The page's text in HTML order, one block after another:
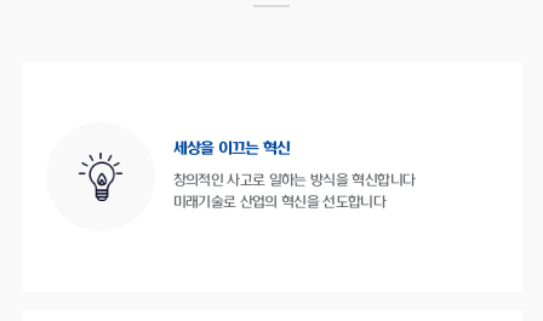
세상을 이끄는 혁신
창의적인 사고로 일하는 방식을 혁신합니다
미래기술로 산업의 혁신을 선도합니다